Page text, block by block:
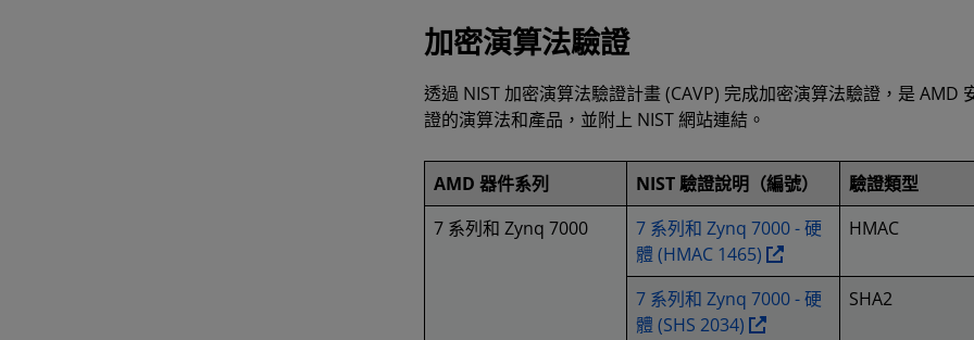
加密演算法驗證
透過 NIST 加密演算法驗證計畫 (CAVP) 完成加密演算法驗證，是
證的演算法和產品，並附上 NIST 網站連結。
AMD 器件系列 NIST 驗證說明（編號）
驗證類型
7 系列和 Zynq 7000
7 系列和 Zynq 7000 - 硬
體 (HMAC 1465)
HMAC
7 系列和 Zynq 7000 - 硬
體 (SHS 2034)
SHA2